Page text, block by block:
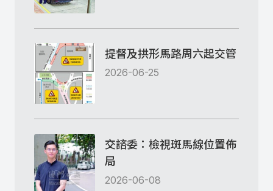
提督及拱形馬路周六起交管
2026-06-25
交諮委：檢視斑馬線位置佈
局
2026-06-08